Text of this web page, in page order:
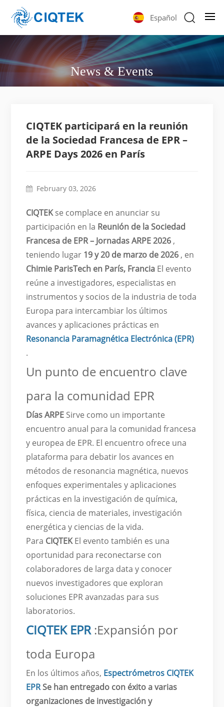
Español
News & Events
CIQTEK participará en la reunión
de la Sociedad Francesa de EPR –
ARPE Days 2026 en París
February 03, 2026
CIQTEKse complace en anunciar su
participación en la Reunión de la Sociedad
Francesa de EPR – Jornadas ARPE 2026 ,
teniendo lugar 19 y 20 de marzo de 2026 , en
Chimie ParisTech en París, Francia El evento
reúne a investigadores, especialistas en
instrumentos y socios de la industria de toda
Europa para intercambiar los últimos
avances y aplicaciones prácticas en
Resonancia Paramagnética Electrónica (EPR)
.
Un punto de encuentro clave
para la comunidad EPR
Días ARPE Sirve como un importante
encuentro anual para la comunidad francesa
y europea de EPR. El encuentro ofrece una
plataforma para debatir los avances en
métodos de resonancia magnética, nuevos
enfoques experimentales y aplicaciones
prácticas en la investigación de química,
física, ciencia de materiales, investigación
energética y ciencias de la vida.
Para CIQTEKEl evento también es una
oportunidad para reconectarse con
colaboradores de larga data y conocer
nuevos investigadores que exploran
soluciones EPR avanzadas para sus
laboratorios.
CIQTEK EPR:Expansión por
toda Europa
En los últimos años, Espectrómetros CIQTEK
EPRSe han entregado con éxito a varias
organizaciones de investigación y